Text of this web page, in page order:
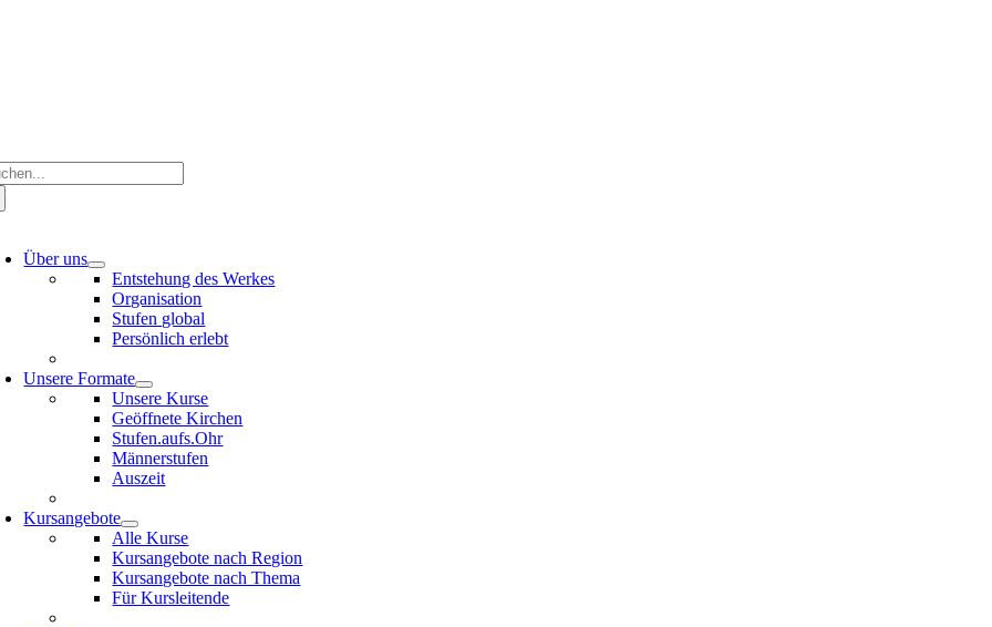
Über uns
Entstehung des Werkes
Organisation
Stufen global
Persönlich erlebt
Unsere Formate
Unsere Kurse
Geöffnete Kirchen
Stufen.aufs.Ohr
Männerstufen
Auszeit
Kursangebote
Alle Kurse
Kursangebote nach Region
Kursangebote nach Thema
Für Kursleitende